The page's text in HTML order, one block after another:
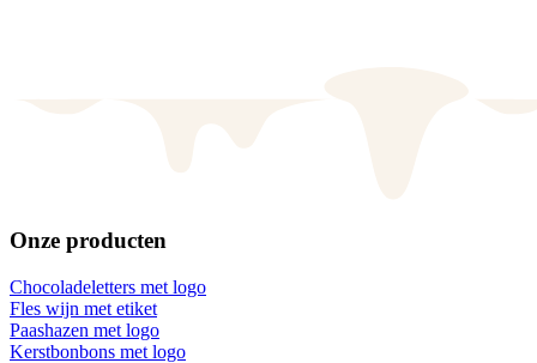
Onze producten
Chocoladeletters met logo
Fles wijn met etiket
Paashazen met logo
Kerstbonbons met logo